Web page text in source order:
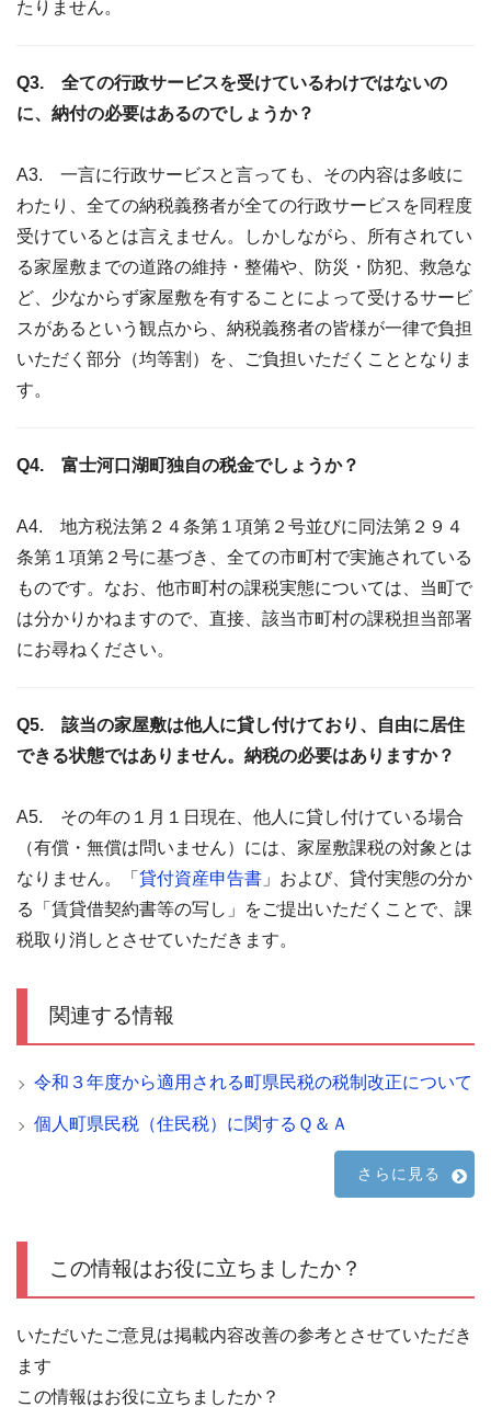
たりません。
Q3. 全ての行政サービスを受けているわけではないの
に、納付の必要はあるのでしょうか？
A3. 一言に行政サービスと言っても、その内容は多岐に
わたり、全ての納税義務者が全ての行政サービスを同程度
受けているとは言えません。しかしながら、所有されてい
る家屋敷までの道路の維持・整備や、防災・防犯、救急な
ど、少なからず家屋敷を有することによって受けるサービ
スがあるという観点から、納税義務者の皆様が一律で負担
いただく部分（均等割）を、ご負担いただくこととなりま
す。
Q4. 富士河口湖町独自の税金でしょうか？
A4. 地方税法第２４条第１項第２号並びに同法第２９４
条第１項第２号に基づき、全ての市町村で実施されている
ものです。なお、他市町村の課税実態については、当町で
は分かりかねますので、直接、該当市町村の課税担当部署
にお尋ねください。
Q5. 該当の家屋敷は他人に貸し付けており、自由に居住
できる状態ではありません。納税の必要はありますか？
A5. その年の１月１日現在、他人に貸し付けている場合
（有償・無償は問いません）には、家屋敷課税の対象とは
なりません。「 貸付資産申告書 」および、貸付実態の分か
る「賃貸借契約書等の写し」をご提出いただくことで、課
税取り消しとさせていただきます。
関連する情報
令和３年度から適用される町県民税の税制改正について
個人町県民税（住民税）に関するＱ＆Ａ
さらに見る
この情報はお役に立ちましたか？
いただいたご意見は掲載内容改善の参考とさせていただき
ます
この情報はお役に立ちましたか？